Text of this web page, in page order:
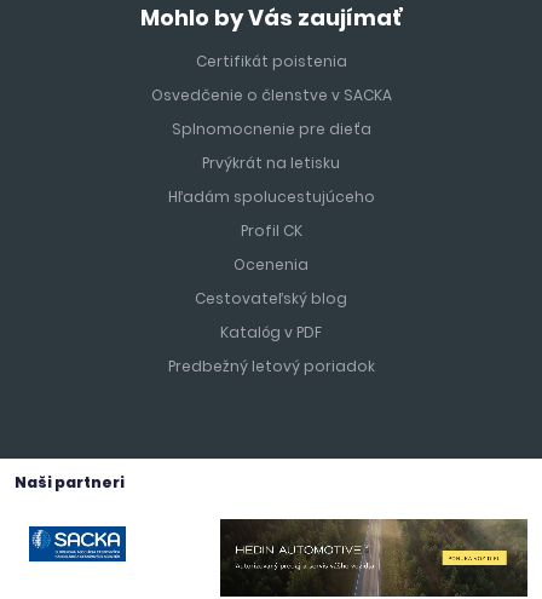
Mohlo by Vás zaujímať
Certifikát poistenia
Osvedčenie o členstve v SACKA
Splnomocnenie pre dieťa
Prvýkrát na letisku
Hľadám spolucestujúceho
Profil CK
Ocenenia
Cestovateľský blog
Katalóg v PDF
Predbežný letový poriadok
Naši partneri